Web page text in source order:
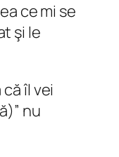
ce mi se
şi le
îl vei
nu